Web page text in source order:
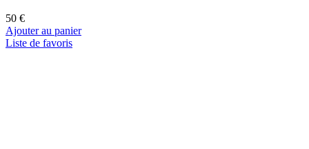
50 €
Ajouter au panier
Liste de favoris